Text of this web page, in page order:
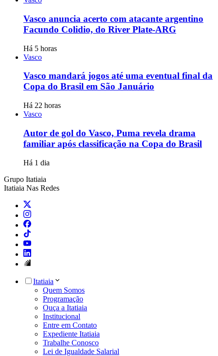
Vasco anuncia acerto com atacante argentino
Facundo Colidio, do River Plate-ARG
Há 5 horas
Vasco
Vasco mandará jogos até uma eventual final da
Copa do Brasil em São Januário
Há 22 horas
Vasco
Autor de gol do Vasco, Puma revela drama
familiar após classificação na Copa do Brasil
Há 1 dia
Grupo Itatiaia
Itatiaia Nas Redes
Itatiaia
Quem Somos
Programação
Ouça a Itatiaia
Institucional
Entre em Contato
Expediente Itatiaia
Trabalhe Conosco
Lei de Igualdade Salarial